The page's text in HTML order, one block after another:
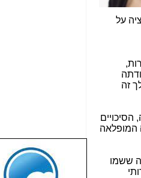
על
זה
המופלאה
ששמו
שבוע טוב לכל
הגולשים באשר